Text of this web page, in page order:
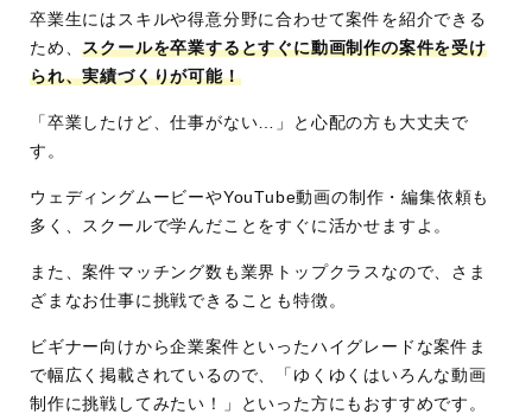
卒業生にはスキルや得意分野に合わせて案件を紹介できる
ため、スクールを卒業するとすぐに動画制作の案件を受け
られ、実績づくりが可能！
「卒業したけど、仕事がない…」と心配の方も大丈夫で
す。
ウェディングムービーやYouTube動画の制作・編集依頼も
多く、スクールで学んだことをすぐに活かせますよ。
また、案件マッチング数も業界トップクラスなので、さま
ざまなお仕事に挑戦できることも特徴。
ビギナー向けから企業案件といったハイグレードな案件ま
で幅広く掲載されているので、「ゆくゆくはいろんな動画
制作に挑戦してみたい！」といった方にもおすすめです。